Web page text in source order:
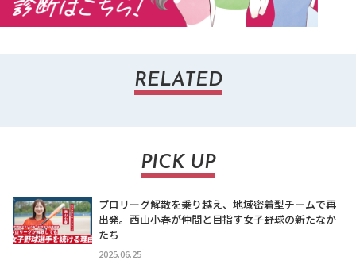
RELATED
PICK UP
プロリーグ解散を乗り越え、地域密着型チームで再
出発。西山小春が仲間と目指す女子野球の新たなか
たち
2025.06.25